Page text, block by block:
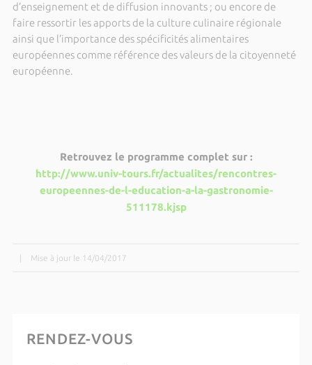
d’enseignement et de diffusion innovants ; ou encore de
faire ressortir les apports de la culture culinaire régionale
ainsi que l’importance des spécificités alimentaires
européennes comme référence des valeurs de la citoyenneté
européenne.
Retrouvez le programme complet sur :
http://www.univ-tours.fr/actualites/rencontres-
europeennes-de-l-education-a-la-gastronomie-
511178.kjsp
Mise à jour le 14/04/2017
RENDEZ-VOUS